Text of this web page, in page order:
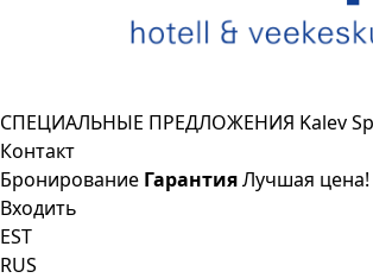
СПЕЦИАЛЬНЫЕ ПРЕДЛОЖЕНИЯ Kalev
Контакт
Бронирование ГарантияЛучшая цена!
Входить
EST
RUS